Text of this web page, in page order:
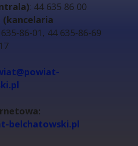
: 44 635 86 00
86-01, 44 635-86-69
belchatowski.pl